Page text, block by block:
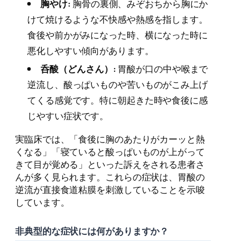
胸やけ:胸骨の裏側、みぞおちから胸にか
けて焼けるような不快感や熱感を指します。
食後や前かがみになった時、横になった時に
悪化しやすい傾向があります。
呑酸（どんさん）: 胃酸が口の中や喉まで
逆流し、酸っぱいものや苦いものがこみ上げ
てくる感覚です。特に朝起きた時や食後に感
じやすい症状です。
実臨床では、「食後に胸のあたりがカーッと熱
くなる」「寝ていると酸っぱいものが上がって
きて目が覚める」といった訴えをされる患者さ
んが多く見られます。これらの症状は、胃酸の
逆流が直接食道粘膜を刺激していることを示唆
しています。
非典型的な症状には何がありますか？